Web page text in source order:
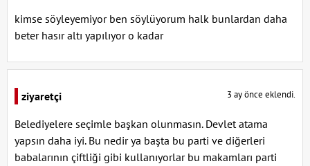
kimse söyleyemiyor ben söylüyorum halk bunlardan daha
beter hasır altı yapılıyor o kadar
ziyaretçi 3 ay önce eklendi.
Belediyelere seçimle başkan olunmasın. Devlet atama
yapsın daha iyi. Bu nedir ya başta bu parti ve diğerleri
babalarının çiftliği gibi kullanıyorlar bu makamları parti